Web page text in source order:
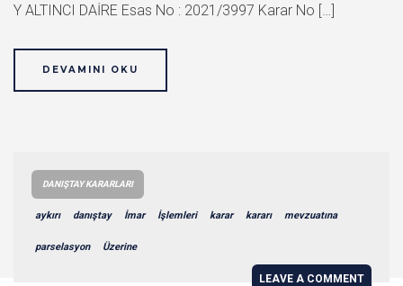
Y ALTINCI DAİRE Esas No : 2021/3997 Karar No […]
DEVAMINI OKU
DANIŞTAY KARARLARI
aykırı danıştay İmar İşlemleri karar kararı mevzuatına
parselasyon Üzerine
LEAVE A COMMENT